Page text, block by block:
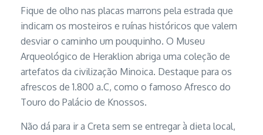
Fique de olho nas placas marrons pela estrada que
indicam os mosteiros e ruínas históricos que valem
desviar o caminho um pouquinho. O Museu
Arqueológico de Heraklion abriga uma coleção de
artefatos da civilização Minoica. Destaque para os
afrescos de 1.800 a.C, como o famoso Afresco do
Touro do Palácio de Knossos.
Não dá para ir a Creta sem se entregar à dieta local,